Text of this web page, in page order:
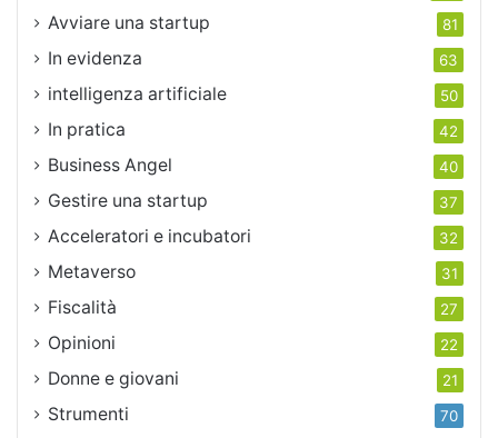
Avviare una startup 81
In evidenza 63
intelligenza artificiale 50
In pratica 42
Business Angel 40
Gestire una startup 37
Acceleratori e incubatori 32
Metaverso 31
Fiscalità 27
Opinioni 22
Donne e giovani 21
Strumenti 70